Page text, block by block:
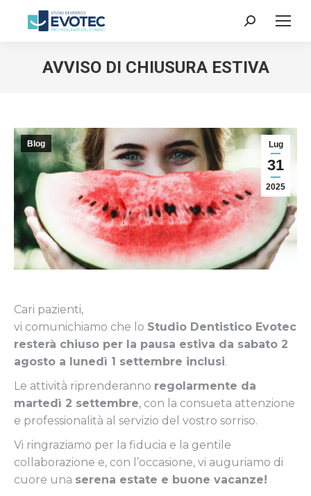
Cerca:
AVVISO DI CHIUSURA ESTIVA
Lug
31
2025
Blog
Cari pazienti,
vi comunichiamo che lo Studio Dentistico Evotec
resterà chiuso per la pausa estiva da sabato 2
agosto a lunedì 1 settembre inclusi.
Le attività riprenderanno regolarmente da
martedì 2 settembre, con la consueta attenzione
e professionalità al servizio del vostro sorriso.
Vi ringraziamo per la fiducia e la gentile
collaborazione e, con l’occasione, vi auguriamo di
cuore una serena estate e buone vacanze!